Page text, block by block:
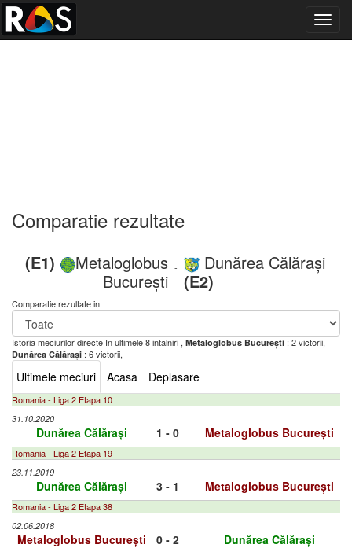
Comparatie rezultate
(E1)
Metaloglobus
București
-
Dunărea Călărași
(E2)
Comparatie rezultate in
Istoria meciurilor directe In ultimele 8 intalniri , Metaloglobus București : 2 victorii,
Dunărea Călărași : 6 victorii,
Ultimele meciuri Acasa Deplasare
Romania - Liga 2 Etapa 10
31.10.2020
Dunărea Călărași 1 - 0 Metaloglobus București
Romania - Liga 2 Etapa 19
23.11.2019
Dunărea Călărași 3 - 1 Metaloglobus București
Romania - Liga 2 Etapa 38
02.06.2018
Metaloglobus București 0 - 2 Dunărea Călărași